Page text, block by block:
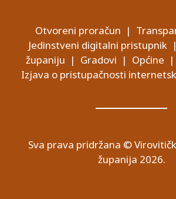
Otvoreni proračun |
Jedinstveni digitalni pristupnik|
županiju | Gradovi | Općine |
Izjava o pristupačnosti
Sva prava pridržana ©
županija 2026.